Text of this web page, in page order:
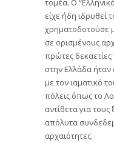
είχε ήδη ιδρυθεί
χρηματοδοτούσε
σε ορισμένους
πρώτες
στην Ελλάδα ήταν
με τον ιαματικό
πόλεις όπως το
αντίθετα για
απόλυτα
αρχαιότητες.